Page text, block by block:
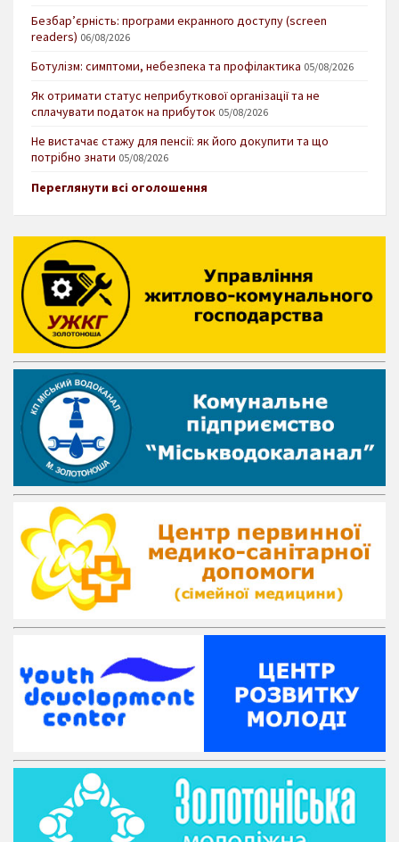
Безбар’єрність: програми екранного доступу (screen
readers) 06/08/2026
Ботулізм: симптоми, небезпека та профілактика 05/08/2026
Як отримати статус неприбуткової організації та не
сплачувати податок на прибуток 05/08/2026
Не вистачає стажу для пенсії: як його докупити та що
потрібно знати 05/08/2026
Переглянути всі оголошення